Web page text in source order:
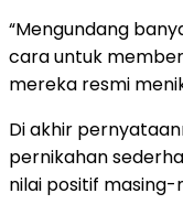
“Mengundang
cara untuk
mereka resmi
Di akhir
pernikahan
nilai positif masing-